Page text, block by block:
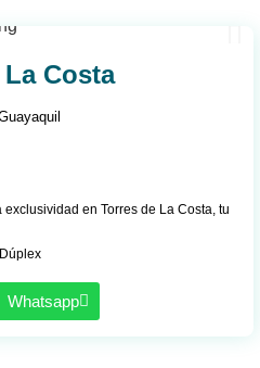
Costa
en Torres de La Costa, tu
Dúplex
Whatsapp